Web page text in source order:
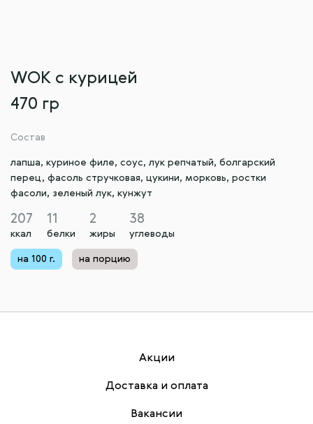
WOK с курицей
470 гр
Состав
лапша, куриное филе, соус, лук репчатый, болгарский
перец, фасоль стручковая, цукини, морковь, ростки
фасоли, зеленый лук, кунжут
207
ккал
11
белки
2
жиры
38
углеводы
на 100 г. на порцию
Акции
Доставка и оплата
Вакансии